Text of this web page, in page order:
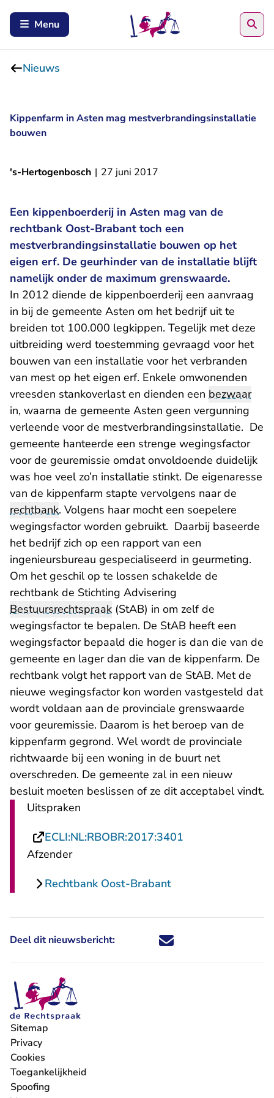
Menu
Nieuws
Kippenfarm in Asten mag mestverbrandingsinstallatie
bouwen
's-Hertogenbosch | 27 juni 2017
Een kippenboerderij in Asten mag van de
rechtbank Oost-Brabant toch een
mestverbrandingsinstallatie bouwen op het
eigen erf. De geurhinder van de installatie blijft
namelijk onder de maximum grenswaarde.
In 2012 diende de kippenboerderij een aanvraag
in bij de gemeente Asten om het bedrijf uit te
breiden tot 100.000 legkippen. Tegelijk met deze
uitbreiding werd toestemming gevraagd voor het
bouwen van een installatie voor het verbranden
van mest op het eigen erf. Enkele omwonenden
vreesden stankoverlast en dienden een bezwaar
in, waarna de gemeente Asten geen vergunning
verleende voor de mestverbrandingsinstallatie. De
gemeente hanteerde een strenge wegingsfactor
voor de geuremissie omdat onvoldoende duidelijk
was hoe veel zo’n installatie stinkt. De eigenaresse
van de kippenfarm stapte vervolgens naar de
rechtbank. Volgens haar mocht een soepelere
wegingsfactor worden gebruikt. Daarbij baseerde
het bedrijf zich op een rapport van een
ingenieursbureau gespecialiseerd in geurmeting.
Om het geschil op te lossen schakelde de
rechtbank de Stichting Advisering
Bestuursrechtspraak (StAB) in om zelf de
wegingsfactor te bepalen. De StAB heeft een
wegingsfactor bepaald die hoger is dan die van de
gemeente en lager dan die van de kippenfarm. De
rechtbank volgt het rapport van de StAB. Met de
nieuwe wegingsfactor kon worden vastgesteld dat
wordt voldaan aan de provinciale grenswaarde
voor geuremissie. Daarom is het beroep van de
kippenfarm gegrond. Wel wordt de provinciale
richtwaarde bij een woning in de buurt net
overschreden. De gemeente zal in een nieuw
besluit moeten beslissen of ze dit acceptabel vindt.
Uitspraken
ECLI:NL:RBOBR:2017:3401
Afzender
Rechtbank Oost-Brabant
Deel dit nieuwsbericht: Deel dit nieuwsbericht via X -
Deel dit nieuwsbericht via
Deel dit nieuwsbericht
Deel dit
Sitemap
Privacy
Cookies
Toegankelijkheid
Spoofing